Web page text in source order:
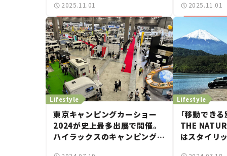
パンモビリティショー2025】
2025.11.01
地”【ジャパ
ー2025】
2025.11.01
Lifestyle
東京キャンピングカーショー
2024が史上最多出展で開催。
ハイラックスのキャンピングカ
Lifestyle
「移動できる
THE
はスタイリ